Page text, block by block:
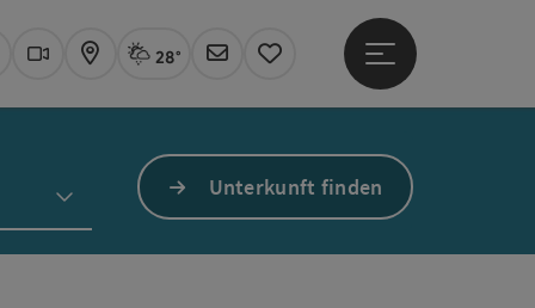
Webcams
KarteAktuelles Wetter Linz, Regenschauer
28°
Newsletter
Merkzettel
Hauptmenü öffnen
Unterkunft finden